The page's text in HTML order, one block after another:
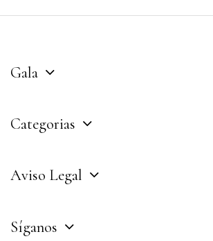
Gala
Categorias
Aviso Legal
Síganos